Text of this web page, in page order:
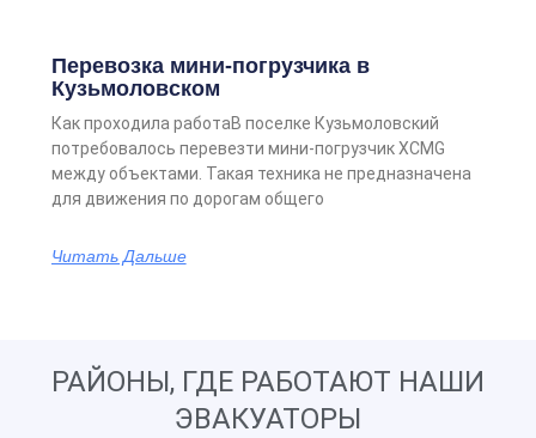
Перевозка мини-погрузчика в
Кузьмоловском
Как проходила работаВ поселке Кузьмоловский
потребовалось перевезти мини-погрузчик XCMG
между объектами. Такая техника не предназначена
для движения по дорогам общего
Читать Дальше
РАЙОНЫ, ГДЕ РАБОТАЮТ НАШИ
ЭВАКУАТОРЫ